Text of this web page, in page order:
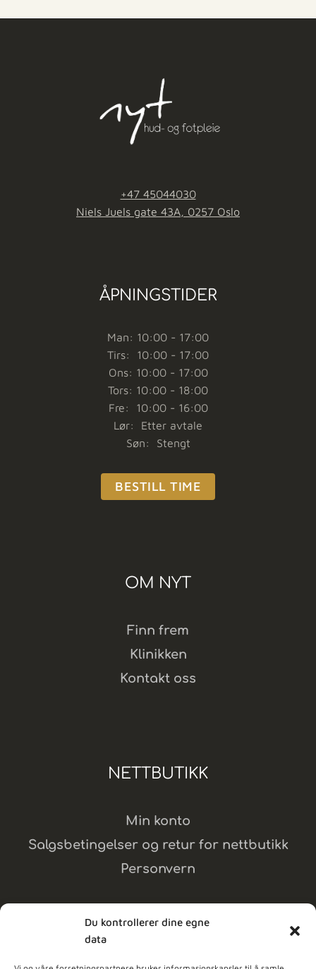
Du kontrollerer dine egne
data
+47 45044030
Niels Juels gate 43A, 0257 Oslo
ÅPNINGSTIDER
Man: 10:00 - 17:00
Tirs: 10:00 - 17:00
Ons: 10:00 - 17:00
Tors: 10:00 - 18:00
Fre: 10:00 - 16:00
Lør: Etter avtale
Søn: Stengt
BESTILL TIME
OM NYT
Finn frem
Klinikken
Kontakt oss
NETTBUTIKK
Min konto
Salgsbetingelser og retur for nettbutikk
Personvern